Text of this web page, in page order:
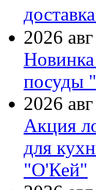
2026
посуды
2026
Акция
для
"О'Кей"